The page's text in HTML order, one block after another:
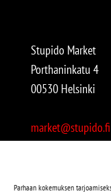
Parhaan kokemuksen
Stupido Market
Porthaninkatu 4
00530 Helsinki
market@stupido.fi
Avoinna: